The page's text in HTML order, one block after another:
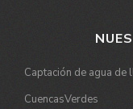
Captación de agua de
CuencasVerdes